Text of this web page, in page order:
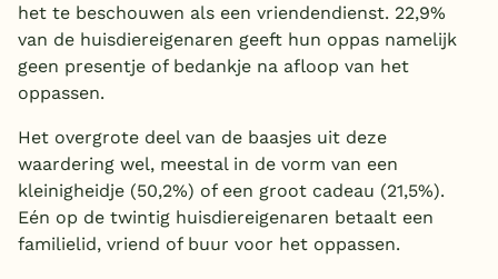
het te beschouwen als een vriendendienst. 22,9%
van de huisdiereigenaren geeft hun oppas namelijk
geen presentje of bedankje na afloop van het
oppassen.
Het overgrote deel van de baasjes uit deze
waardering wel, meestal in de vorm van een
kleinigheidje (50,2%) of een groot cadeau (21,5%).
Eén op de twintig huisdiereigenaren betaalt een
familielid, vriend of buur voor het oppassen.